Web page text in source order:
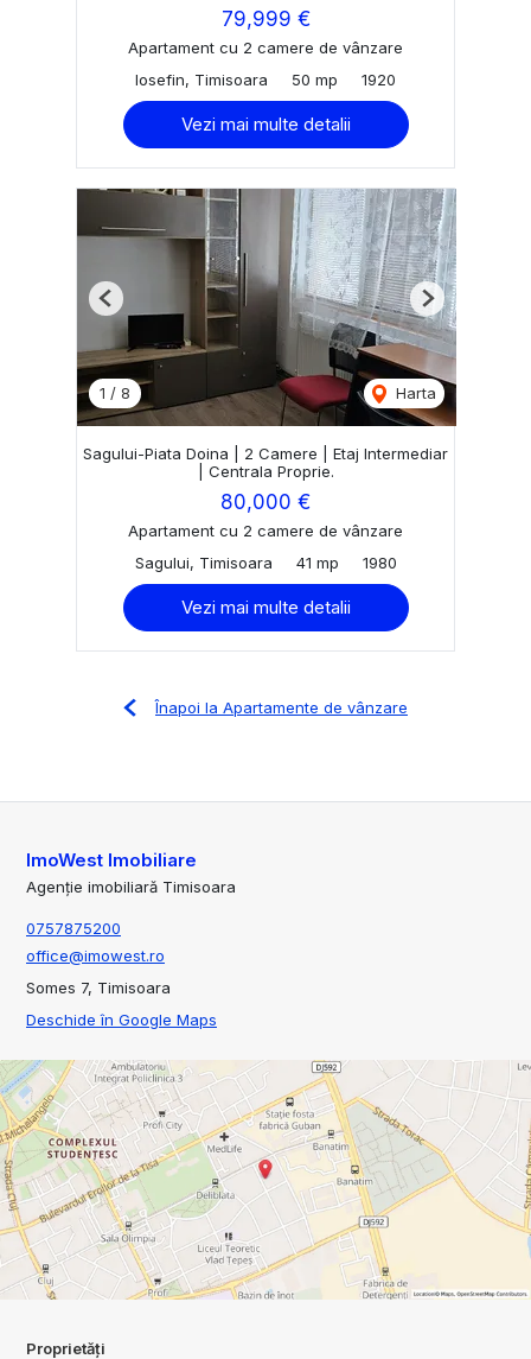
79,999 €
Apartament cu 2 camere de vânzare
Iosefin, Timisoara
50 mp 1920
Vezi mai multe detalii
1 / 8 Harta
Previous Next
Sagului-Piata Doina | 2 Camere | Etaj Intermediar
| Centrala Proprie.
80,000 €
Apartament cu 2 camere de vânzare
Sagului, Timisoara
41 mp 1980
Vezi mai multe detalii
Înapoi la Apartamente de vânzare
ImoWest Imobiliare
Agenție imobiliară Timisoara
0757875200
office@imowest.ro
Somes 7, Timisoara
Deschide în Google Maps
Proprietăți